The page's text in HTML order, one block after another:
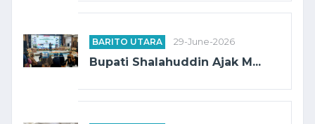
BARITO UTARA 29-June-2026
Bupati Shalahuddin Ajak M...